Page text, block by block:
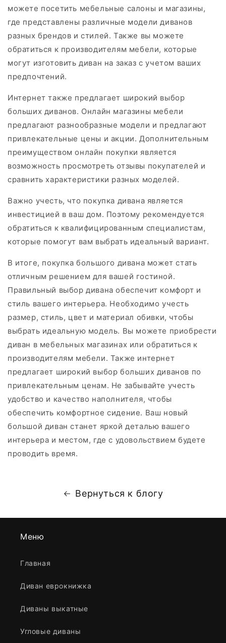
можете посетить мебельные салоны и магазины,
где представлены различные модели диванов
разных брендов и стилей. Также вы можете
обратиться к производителям мебели, которые
могут изготовить диван на заказ с учетом ваших
предпочтений.
Интернет также предлагает широкий выбор
больших диванов. Онлайн магазины мебели
предлагают разнообразные модели и предлагают
привлекательные цены и акции. Дополнительным
преимуществом онлайн покупки является
возможность просмотреть отзывы покупателей и
сравнить характеристики разных моделей.
Важно учесть, что покупка дивана является
инвестицией в ваш дом. Поэтому рекомендуется
обратиться к квалифицированным специалистам,
которые помогут вам выбрать идеальный вариант.
В итоге, покупка большого дивана может стать
отличным решением для вашей гостиной.
Правильный выбор дивана обеспечит комфорт и
стиль вашего интерьера. Необходимо учесть
размер, стиль, цвет и материал обивки, чтобы
выбрать идеальную модель. Вы можете приобрести
диван в мебельных магазинах или обратиться к
производителям мебели. Также интернет
предлагает широкий выбор больших диванов по
привлекательным ценам. Не забывайте учесть
удобство и качество наполнителя, чтобы
обеспечить комфортное сидение. Ваш новый
большой диван станет яркой деталью вашего
интерьера и местом, где с удовольствием будете
проводить время.
Вернуться к блогу
Меню
Главная
Диван еврокнижка
Диваны выкатные
Угловые диваны